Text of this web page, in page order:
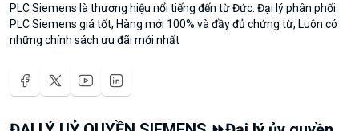
PLC Siemens là thương hiệu nổi tiếng đến từ Đức. Đại lý phân phối
PLC Siemens giá tốt, Hàng mới 100% và đầy đủ chứng từ, Luôn có
những chính sách ưu đãi mới nhất